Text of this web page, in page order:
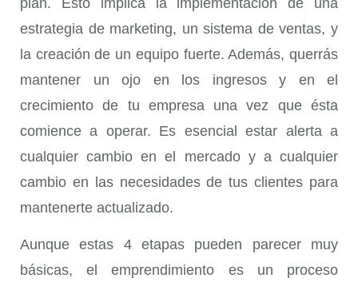
estrategia de marketing, un sistema de ventas, y
la creación de un equipo fuerte. Además, querrás
mantener un ojo en los ingresos y en el
crecimiento de tu empresa una vez que ésta
comience a operar. Es esencial estar alerta a
cualquier cambio en el mercado y a cualquier
cambio en las necesidades de tus clientes para
mantenerte actualizado.
Aunque estas 4 etapas pueden parecer muy
básicas, el emprendimiento es un proceso